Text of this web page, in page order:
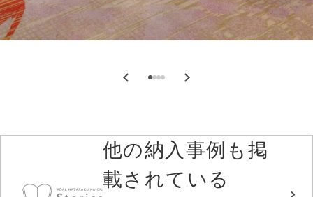
他の納入事例も掲
載されている